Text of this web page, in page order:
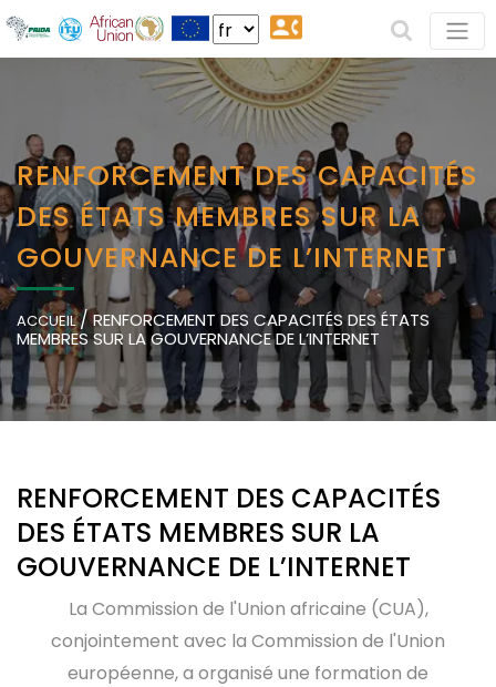
RENFORCEMENT DES CAPACITÉS
DES ÉTATS MEMBRES SUR LA
GOUVERNANCE DE L’INTERNET
ACCUEIL/RENFORCEMENT DES CAPACITÉS DES ÉTATS
MEMBRES SUR LA GOUVERNANCE DE L’INTERNET
RENFORCEMENT DES CAPACITÉS
DES ÉTATS MEMBRES SUR LA
GOUVERNANCE DE L’INTERNET
La Commission de l'Union africaine (CUA),
conjointement avec la Commission de l'Union
européenne, a organisé une formation de